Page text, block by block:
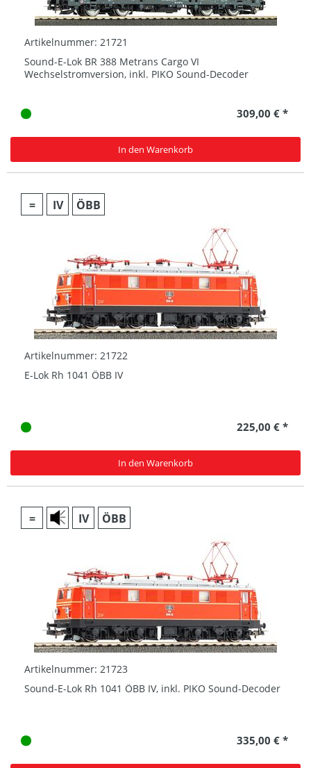
Artikelnummer: 21721
Sound-E-Lok BR 388 Metrans Cargo VI
Wechselstromversion, inkl. PIKO Sound-Decoder
309,00 € *
In den Warenkorb
= IV ÖBB
Artikelnummer: 21722
E-Lok Rh 1041 ÖBB IV
225,00 € *
In den Warenkorb
= IV ÖBB
Artikelnummer: 21723
Sound-E-Lok Rh 1041 ÖBB IV, inkl. PIKO Sound-Decoder
335,00 € *